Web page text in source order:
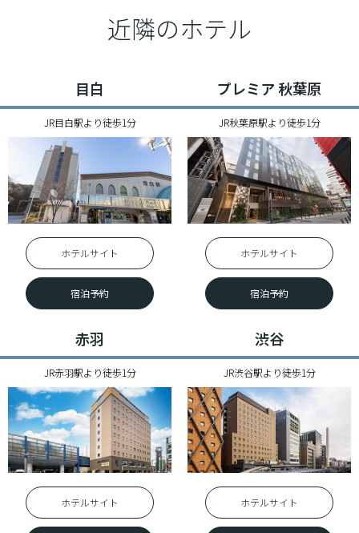
近隣のホテル
目白
JR目白駅より徒歩1分
ホテルサイト
宿泊予約
プレミア 秋葉原
JR秋葉原駅より徒歩1分
ホテルサイト
宿泊予約
赤羽
JR赤羽駅より徒歩1分
ホテルサイト
渋谷
JR渋谷駅より徒歩1分
ホテルサイト